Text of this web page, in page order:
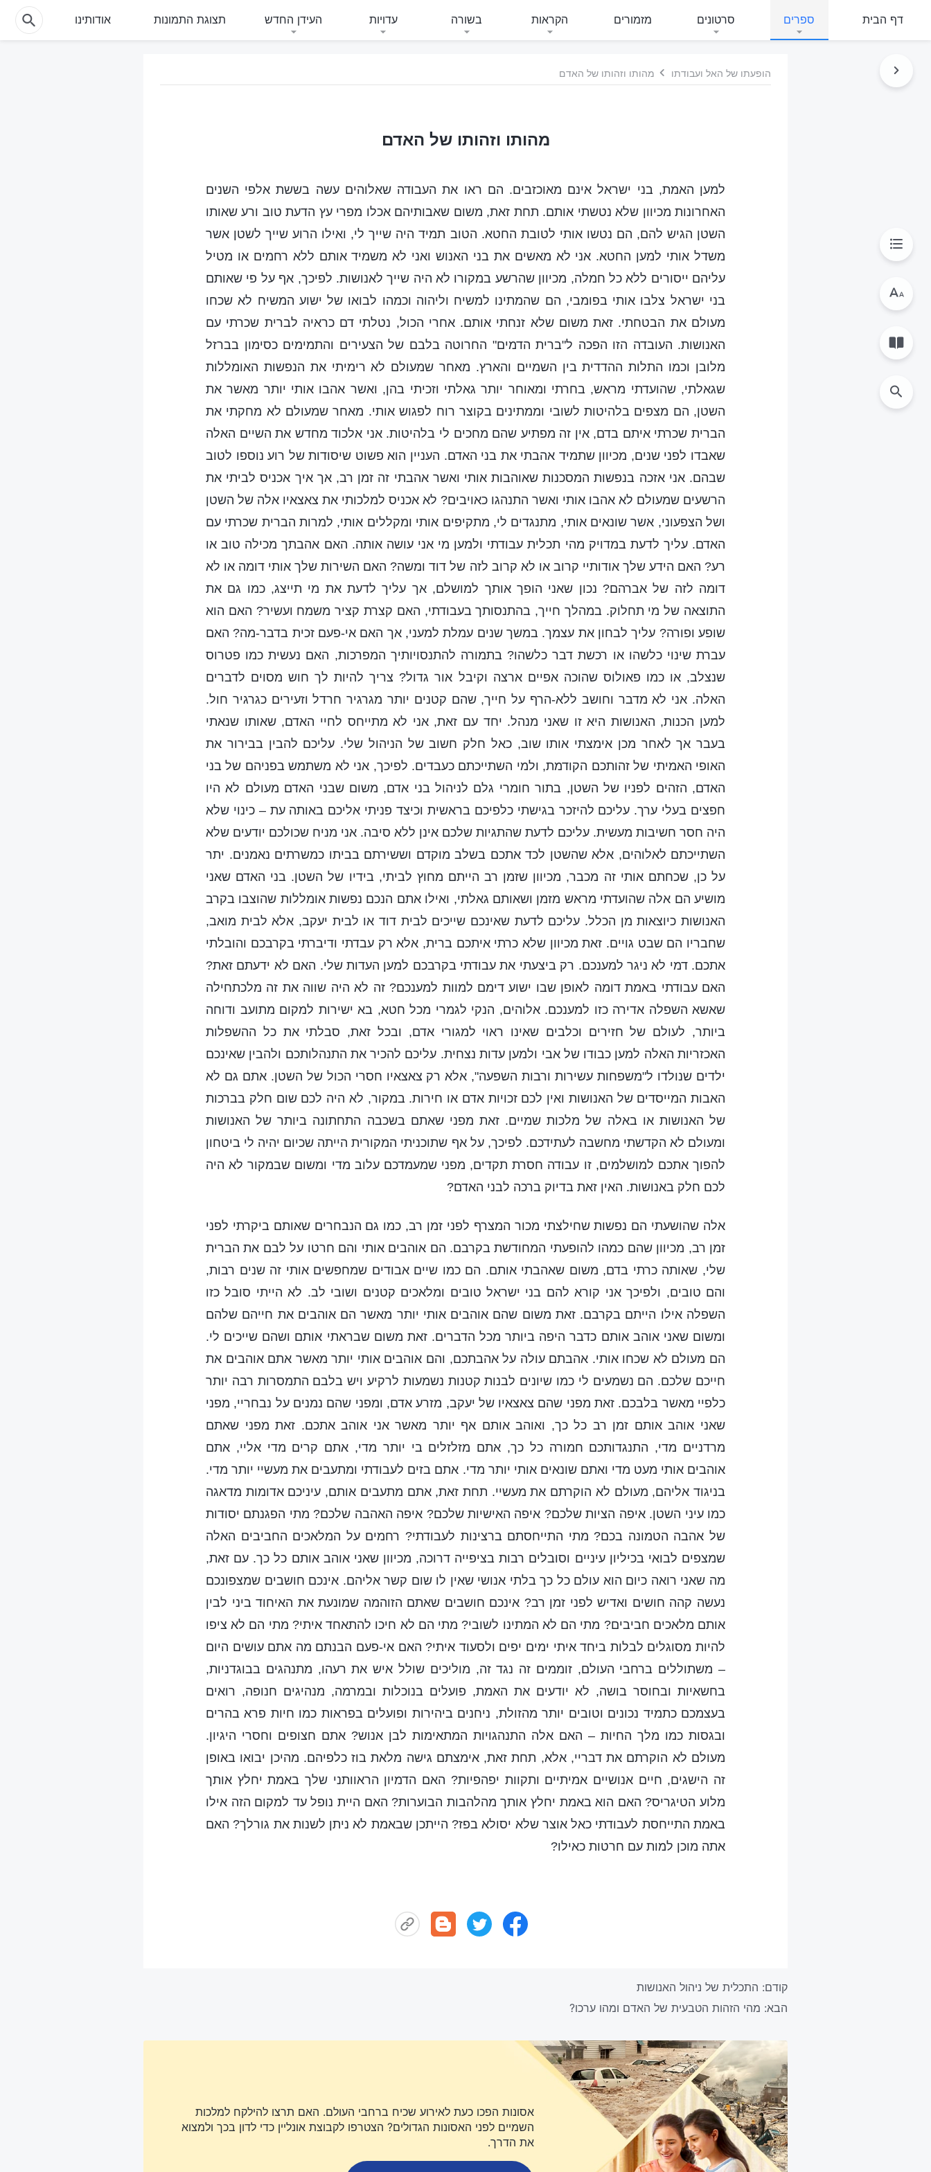
דף הבית ספרים סרטונים מזמורים הקראות בשורה עדויות העידן החדש תצוגת התמונות אודותינו
הופעתו של האל ועבודתו מהותו וזהותו של האדם
מהותו וזהותו של האדם
למען האמת, בני ישראל אינם מאוכזבים. הם ראו את העבודה שאלוהים עשה בששת אלפי השנים
האחרונות מכיוון שלא נטשתי אותם. תחת זאת, משום שאבותיהם אכלו מפרי עץ הדעת טוב ורע שאותו
השטן הגיש להם, הם נטשו אותי לטובת החטא. הטוב תמיד היה שייך לי, ואילו הרוע שייך לשטן אשר
משדל אותי למען החטא. אני לא מאשים את בני האנוש ואני לא משמיד אותם ללא רחמים או מטיל
עליהם ייסורים ללא כל חמלה, מכיוון שהרשע במקורו לא היה שייך לאנושות. לפיכך, אף על פי שאותם
בני ישראל צלבו אותי בפומבי, הם שהמתינו למשיח וליהוה וכמהו לבואו של ישוע המשיח לא שכחו
מעולם את הבטחתי. זאת משום שלא זנחתי אותם. אחרי הכול, נטלתי דם כראיה לברית שכרתי עם
האנושות. העובדה הזו הפכה ל"ברית הדמים" החרוטה בלבם של הצעירים והתמימים כסימון בברזל
מלובן וכמו התלות ההדדית בין השמיים והארץ. מאחר שמעולם לא רימיתי את הנפשות האומללות
שגאלתי, שהועדתי מראש, בחרתי ומאוחר יותר גאלתי וזכיתי בהן, ואשר אהבו אותי יותר מאשר את
השטן, הם מצפים בלהיטות לשובי וממתינים בקוצר רוח לפגוש אותי. מאחר שמעולם לא מחקתי את
הברית שכרתי איתם בדם, אין זה מפתיע שהם מחכים לי בלהיטות. אני אלכוד מחדש את השיים האלה
שאבדו לפני שנים, מכיוון שתמיד אהבתי את בני האדם. העניין הוא פשוט שיסודות של רוע נוספו לטוב
שבהם. אני אזכה בנפשות המסכנות שאוהבות אותי ואשר אהבתי זה זמן רב, אך איך אכניס לביתי את
הרשעים שמעולם לא אהבו אותי ואשר התנהגו כאויבים? לא אכניס למלכותי את צאצאיו אלה של השטן
ושל הצפעוני, אשר שונאים אותי, מתנגדים לי, מתקיפים אותי ומקללים אותי, למרות הברית שכרתי עם
האדם. עליך לדעת במדויק מהי תכלית עבודתי ולמען מי אני עושה אותה. האם אהבתך מכילה טוב או
רע? האם הידע שלך אודותיי קרוב או לא קרוב לזה של דוד ומשה? האם השירות שלך אותי דומה או לא
דומה לזה של אברהם? נכון שאני הופך אותך למושלם, אך עליך לדעת את מי תייצג, כמו גם את
התוצאה של מי תחלוק. במהלך חייך, בהתנסותך בעבודתי, האם קצרת קציר משמח ועשיר? האם הוא
שופע ופורה? עליך לבחון את עצמך. במשך שנים עמלת למעני, אך האם אי-פעם זכית בדבר-מה? האם
עברת שינוי כלשהו או רכשת דבר כלשהו? בתמורה להתנסויותיך המפרכות, האם נעשית כמו פטרוס
שנצלב, או כמו פאולוס שהוכה אפיים ארצה וקיבל אור גדול? צריך להיות לך חוש מסוים לדברים
האלה. אני לא מדבר וחושב ללא-הרף על חייך, שהם קטנים יותר מגרגיר חרדל וזעירים כגרגיר חול.
למען הכנות, האנושות היא זו שאני מנהל. יחד עם זאת, אני לא מתייחס לחיי האדם, שאותו שנאתי
בעבר אך לאחר מכן אימצתי אותו שוב, כאל חלק חשוב של הניהול שלי. עליכם להבין בבירור את
האופי האמיתי של זהותכם הקודמת, ולמי השתייכתם כעבדים. לפיכך, אני לא משתמש בפניהם של בני
האדם, הזהים לפניו של השטן, בתור חומרי גלם לניהול בני אדם, משום שבני האדם מעולם לא היו
חפצים בעלי ערך. עליכם להיזכר בגישתי כלפיכם בראשית וכיצד פניתי אליכם באותה עת – כינוי שלא
היה חסר חשיבות מעשית. עליכם לדעת שהתגיות שלכם אינן ללא סיבה. אני מניח שכולכם יודעים שלא
השתייכתם לאלוהים, אלא שהשטן לכד אתכם בשלב מוקדם וששירתם בביתו כמשרתים נאמנים. יתר
על כן, שכחתם אותי זה מכבר, מכיוון שזמן רב הייתם מחוץ לביתי, בידיו של השטן. בני האדם שאני
מושיע הם אלה שהועדתי מראש מזמן ושאותם גאלתי, ואילו אתם הנכם נפשות אומללות שהוצבו בקרב
האנושות כיוצאות מן הכלל. עליכם לדעת שאינכם שייכים לבית דוד או לבית יעקב, אלא לבית מואב,
שחבריו הם שבט גויים. זאת מכיוון שלא כרתי איתכם ברית, אלא רק עבדתי ודיברתי בקרבכם והובלתי
אתכם. דמי לא ניגר למענכם. רק ביצעתי את עבודתי בקרבכם למען העדות שלי. האם לא ידעתם זאת?
האם עבודתי באמת דומה לאופן שבו ישוע דימם למוות למענכם? זה לא היה שווה את זה מלכתחילה
שאשא השפלה אדירה כזו למענכם. אלוהים, הנקי לגמרי מכל חטא, בא ישירות למקום מתועב ודוחה
ביותר, לעולם של חזירים וכלבים שאינו ראוי למגורי אדם, ובכל זאת, סבלתי את כל ההשפלות
האכזריות האלה למען כבודו של אבי ולמען עדות נצחית. עליכם להכיר את התנהלותכם ולהבין שאינכם
ילדים שנולדו ל"משפחות עשירות ורבות השפעה", אלא רק צאצאיו חסרי הכול של השטן. אתם גם לא
האבות המייסדים של האנושות ואין לכם זכויות אדם או חירות. במקור, לא היה לכם שום חלק בברכות
של האנושות או באלה של מלכות שמיים. זאת מפני שאתם בשכבה התחתונה ביותר של האנושות
ומעולם לא הקדשתי מחשבה לעתידכם. לפיכך, על אף שתוכניתי המקורית הייתה שכיום יהיה לי ביטחון
להפוך אתכם למושלמים, זו עבודה חסרת תקדים, מפני שמעמדכם עלוב מדי ומשום שבמקור לא היה
לכם חלק באנושות. האין זאת בדיוק ברכה לבני האדם?
אלה שהושעתי הם נפשות שחילצתי מכור המצרף לפני זמן רב, כמו גם הנבחרים שאותם ביקרתי לפני
זמן רב, מכיוון שהם כמהו להופעתי המחודשת בקרבם. הם אוהבים אותי והם חרטו על לבם את הברית
שלי, שאותה כרתי בדם, משום שאהבתי אותם. הם כמו שיים אבודים שמחפשים אותי זה שנים רבות,
והם טובים, ולפיכך אני קורא להם בני ישראל טובים ומלאכים קטנים ושובי לב. לא הייתי סובל כזו
השפלה אילו הייתם בקרבם. זאת משום שהם אוהבים אותי יותר מאשר הם אוהבים את חייהם שלהם
ומשום שאני אוהב אותם כדבר היפה ביותר מכל הדברים. זאת משום שבראתי אותם ושהם שייכים לי.
הם מעולם לא שכחו אותי. אהבתם עולה על אהבתכם, והם אוהבים אותי יותר מאשר אתם אוהבים את
חייכם שלכם. הם נשמעים לי כמו שיונים לבנות קטנות נשמעות לרקיע ויש בלבם התמסרות רבה יותר
כלפיי מאשר בלבכם. זאת מפני שהם צאצאיו של יעקב, מזרע אדם, ומפני שהם נמנים על נבחריי, מפני
שאני אוהב אותם זמן רב כל כך, ואוהב אותם אף יותר מאשר אני אוהב אתכם. זאת מפני שאתם
מרדניים מדי, התנגדותכם חמורה כל כך, אתם מזלזלים בי יותר מדי, אתם קרים מדי אליי, אתם
אוהבים אותי מעט מדי ואתם שונאים אותי יותר מדי. אתם בזים לעבודתי ומתעבים את מעשיי יותר מדי.
בניגוד אליהם, מעולם לא הוקרתם את מעשיי. תחת זאת, אתם מתעבים אותם, עיניכם אדומות מדאגה
כמו עיני השטן. איפה הציות שלכם? איפה האישיות שלכם? איפה האהבה שלכם? מתי הפגנתם יסודות
של אהבה הטמונה בכם? מתי התייחסתם ברצינות לעבודתי? רחמים על המלאכים החביבים האלה
שמצפים לבואי בכיליון עיניים וסובלים רבות בציפייה דרוכה, מכיוון שאני אוהב אותם כל כך. עם זאת,
מה שאני רואה כיום הוא עולם כל כך בלתי אנושי שאין לו שום קשר אליהם. אינכם חושבים שמצפונכם
נעשה קהה חושים ואדיש לפני זמן רב? אינכם חושבים שאתם הזוהמה שמונעת את האיחוד ביני לבין
אותם מלאכים חביבים? מתי הם לא המתינו לשובי? מתי הם לא חיכו להתאחד איתי? מתי הם לא ציפו
להיות מסוגלים לבלות ביחד איתי ימים יפים ולסעוד איתי? האם אי-פעם הבנתם מה אתם עושים היום
– משתוללים ברחבי העולם, זוממים זה נגד זה, מוליכים שולל איש את רעהו, מתנהגים בבוגדניות,
בחשאיות ובחוסר בושה, לא יודעים את האמת, פועלים בנוכלות ובמרמה, מנהיגים חנופה, רואים
בעצמכם כתמיד נכונים וטובים יותר מהזולת, ניחנים ביהירות ופועלים בפראות כמו חיות פרא בהרים
ובגסות כמו מלך החיות – האם אלה התנהגויות המתאימות לבן אנוש? אתם חצופים וחסרי היגיון.
מעולם לא הוקרתם את דבריי, אלא, תחת זאת, אימצתם גישה מלאת בוז כלפיהם. מהיכן יבואו באופן
זה הישגים, חיים אנושיים אמיתיים ותקוות יפהפיות? האם הדמיון הראוותני שלך באמת יחלץ אותך
מלוע הטיגריס? האם הוא באמת יחלץ אותך מהלהבות הבוערות? האם היית נופל עד למקום הזה אילו
באמת התייחסת לעבודתי כאל אוצר שלא יסולא בפז? הייתכן שבאמת לא ניתן לשנות את גורלך? האם
אתה מוכן למות עם חרטות כאילו?
קודם: התכלית של ניהול האנושות
הבא: מהי הזהות הטבעית של האדם ומהו ערכו?
אסונות הפכו כעת לאירוע שכיח ברחבי העולם. האם תרצו להילקח למלכות
השמיים לפני האסונות הגדולים? הצטרפו לקבוצת אונליין כדי לדון בכך ולמצוא
את הדרך.